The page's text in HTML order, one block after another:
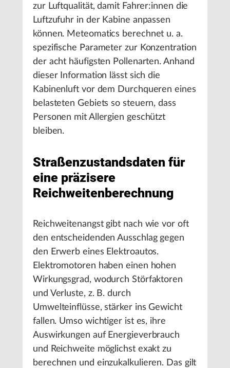
zur Luftqualität, damit Fahrer:innen die
Luftzufuhr in der Kabine anpassen
können. Meteomatics berechnet u. a.
spezifische Parameter zur Konzentration
der acht häufigsten Pollenarten. Anhand
dieser Information lässt sich die
Kabinenluft vor dem Durchqueren eines
belasteten Gebiets so steuern, dass
Personen mit Allergien geschützt
bleiben.
Straßenzustandsdaten für
eine präzisere
Reichweitenberechnung
Reichweitenangst gibt nach wie vor oft
den entscheidenden Ausschlag gegen
den Erwerb eines Elektroautos.
Elektromotoren haben einen hohen
Wirkungsgrad, wodurch Störfaktoren
und Verluste, z. B. durch
Umwelteinflüsse, stärker ins Gewicht
fallen. Umso wichtiger ist es, ihre
Auswirkungen auf Energieverbrauch
und Reichweite möglichst exakt zu
berechnen und einzukalkulieren. Das gilt